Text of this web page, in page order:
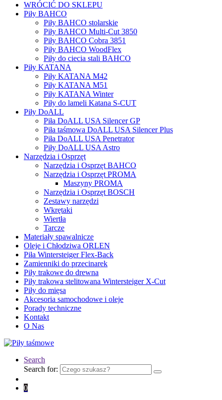
WRÓCIĆ DO SKLEPU
Piły BAHCO
Piły BAHCO stolarskie
Piły BAHCO Multi-Cut 3850
Piły BAHCO Cobra 3851
Piły BAHCO WoodFlex
Piły do ciecia stali BAHCO
Piły KATANA
Piły KATANA M42
Piły KATANA M51
Piły KATANA Winter
Piły do lameli Katana S-CUT
Piły DoALL
Piła DoALL USA Silencer GP
Piła taśmowa DoALL USA Silencer Plus
Piła DoALL USA Penetrator
Piły DoALL USA Astro
Narzędzia i Osprzęt
Narzędzia i Osprzęt BAHCO
Narzędzia i Osprzęt PROMA
Maszyny PROMA
Narzędzia i Osprzęt BOSCH
Zestawy narzędzi
Wkrętaki
Wiertła
Tarcze
Materiały spawalnicze
Oleje i Chłodziwa ORLEN
Piła Wintersteiger Flex-Back
Zamienniki do przecinarek
Piły trakowe do drewna
Piły trakowa stelitowana Wintersteiger X-Cut
Piły do mięsa
Akcesoria samochodowe i oleje
Porady techniczne
Kontakt
O Nas
Search
Search for:
0